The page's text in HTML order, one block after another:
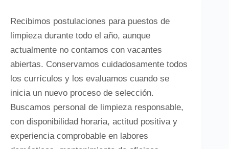
Recibimos postulaciones para puestos de
limpieza durante todo el año, aunque
actualmente no contamos con vacantes
abiertas. Conservamos cuidadosamente todos
los currículos y los evaluamos cuando se
inicia un nuevo proceso de selección.
Buscamos personal de limpieza responsable,
con disponibilidad horaria, actitud positiva y
experiencia comprobable en labores